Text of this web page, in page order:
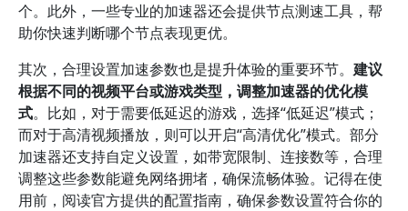
个。此外，一些专业的加速器还会提供节点测速工具，帮
助你快速判断哪个节点表现更优。
其次，合理设置加速参数也是提升体验的重要环节。 建议
根据不同的视频平台或游戏类型，调整加速器的优化模
式。比如，对于需要低延迟的游戏，选择“低延迟”模式；
而对于高清视频播放，则可以开启“高清优化”模式。部分
加速器还支持自定义设置，如带宽限制、连接数等，合理
调整这些参数能避免网络拥堵，确保流畅体验。记得在使
用前，阅读官方提供的配置指南，确保参数设置符合你的